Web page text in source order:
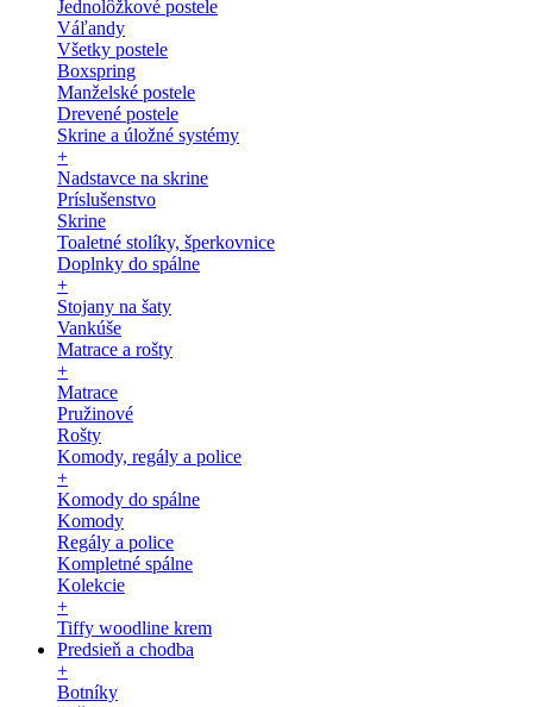
Jednolôžkové postele
Váľandy
Všetky postele
Boxspring
Manželské postele
Drevené postele
Skrine a úložné systémy
+
Nadstavce na skrine
Príslušenstvo
Skrine
Toaletné stolíky, šperkovnice
Doplnky do spálne
+
Stojany na šaty
Vankúše
Matrace a rošty
+
Matrace
Pružinové
Rošty
Komody, regály a police
+
Komody do spálne
Komody
Regály a police
Kompletné spálne
Kolekcie
+
Tiffy woodline krem
Predsieň a chodba
+
Botníky